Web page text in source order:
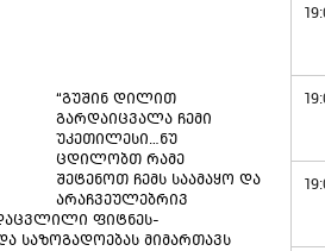
“გუშინ დილით
გარდაიცვალა ჩემი
უკეთილესი…ნუ
ცდილობთ რამე
შეტენოთ ჩემს საამაყო და
არაჩვეულებრივ
ფიტნეს-
საზოგადოებას მიმართავს